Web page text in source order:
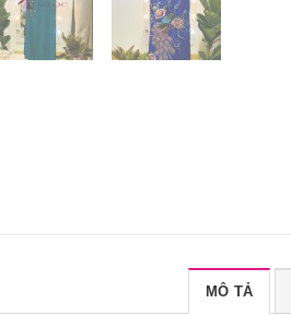
MÔ TẢ